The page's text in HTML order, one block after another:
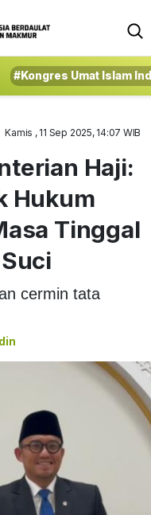
#Kongres Umat Islam
Kamis , 11 Sep 2025, 14:07 WIB
Haji:
Hukum
Tinggal
cermin tata